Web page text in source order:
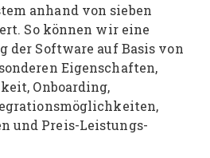
anhand von sieben
So können wir eine
der Software auf Basis von
Eigenschaften,
Onboarding,
und Preis-Leistungs-